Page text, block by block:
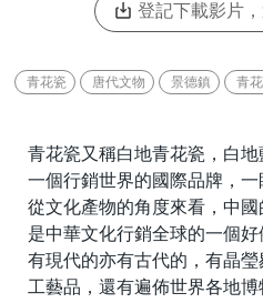
登記下載影片
青花瓷 唐代文物 景德鎮 青
青花瓷又稱白地青花瓷，白
一個行銷世界的國際品牌，一
從文化產物的角度來看，中國
是中華文化行銷全球的一個
有現代的亦有古代的，有晶
工藝品，還有遍佈世界各地